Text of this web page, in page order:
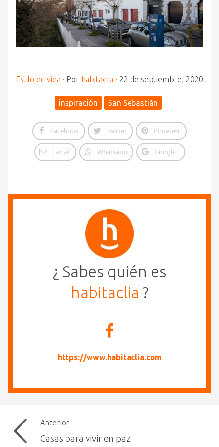
Estilo de vida · Por habitaclia · 22 de septiembre, 2020
inspiración San Sebastián
Facebook Twitter Pinterest
E-mail Whatsapp Google+
¿ Sabes quién es
habitaclia ?
https://www.habitaclia.com
Anterior
Casas para vivir en paz